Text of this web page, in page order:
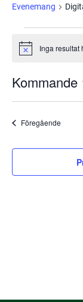
Evenemang
Notis Inga resultat
Kommande
Välj
Föregående